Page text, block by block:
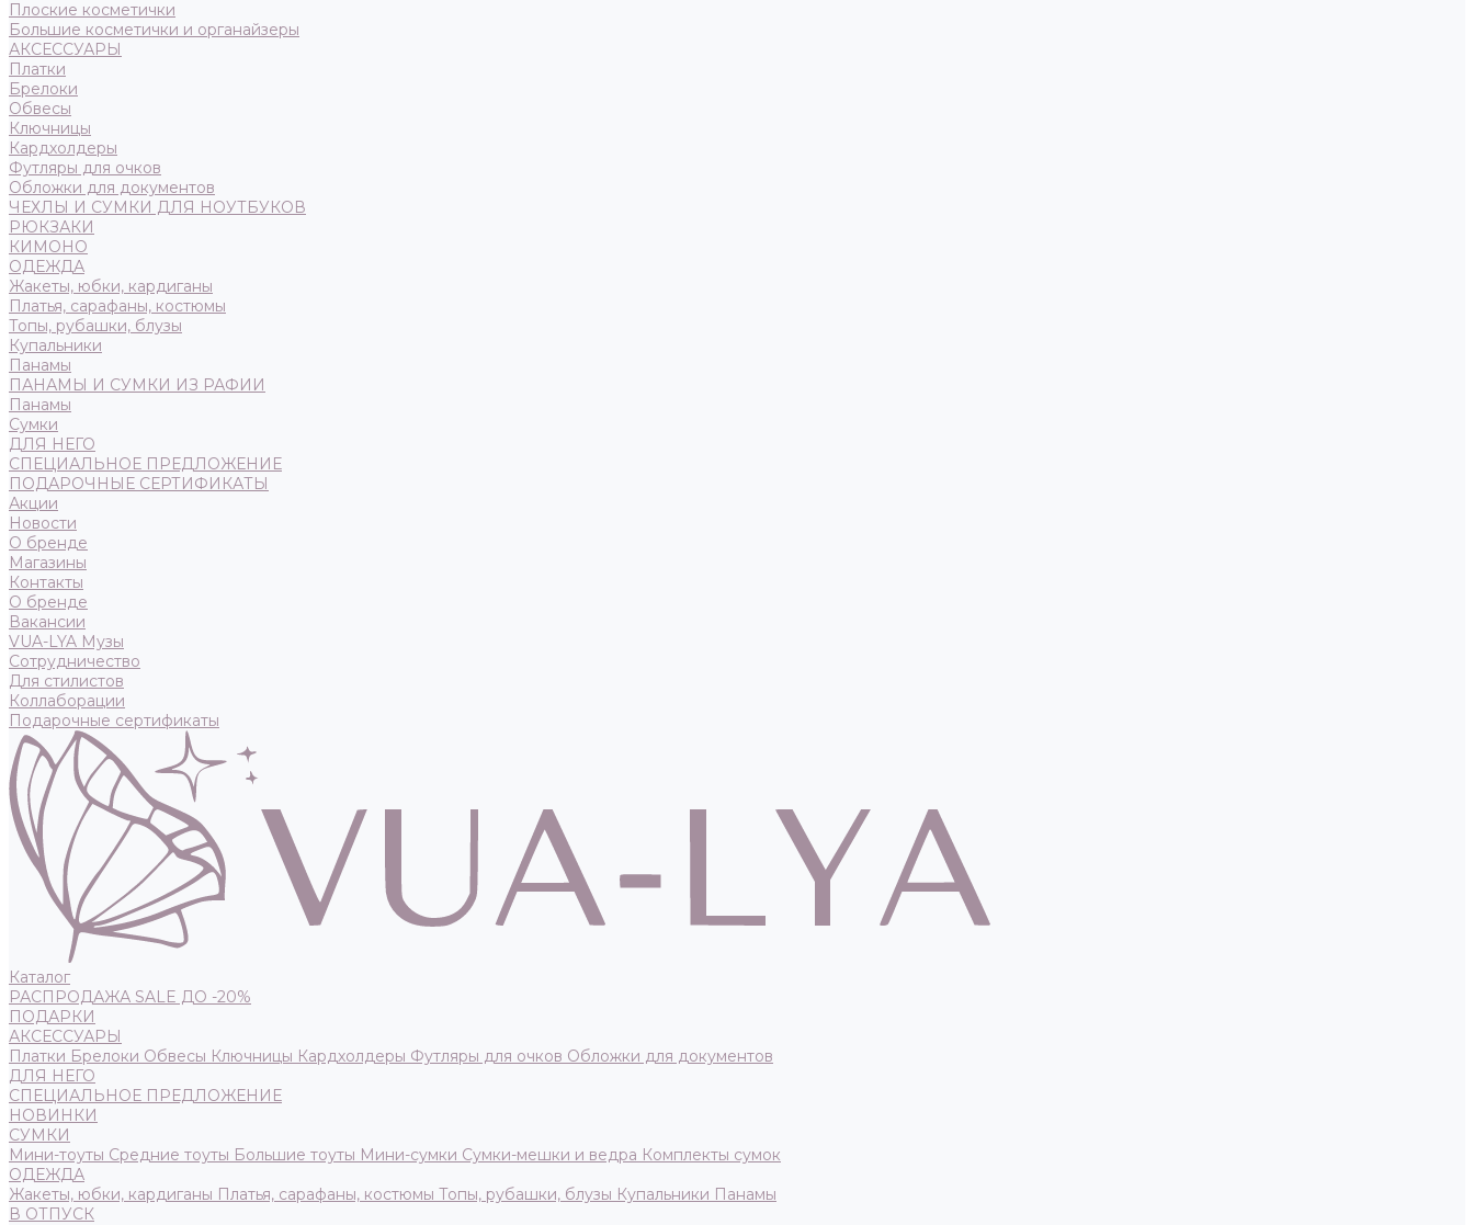
Плоские косметички
Большие косметички и органайзеры
АКСЕССУАРЫ
Платки
Брелоки
Обвесы
Ключницы
Кардхолдеры
Футляры для очков
Обложки для документов
ЧЕХЛЫ И СУМКИ ДЛЯ НОУТБУКОВ
РЮКЗАКИ
КИМОНО
ОДЕЖДА
Жакеты, юбки, кардиганы
Платья, сарафаны, костюмы
Топы, рубашки, блузы
Купальники
Панамы
ПАНАМЫ И СУМКИ ИЗ РАФИИ
Панамы
Сумки
ДЛЯ НЕГО
СПЕЦИАЛЬНОЕ ПРЕДЛОЖЕНИЕ
ПОДАРОЧНЫЕ СЕРТИФИКАТЫ
Акции
Новости
О бренде
Магазины
Контакты
О бренде
Вакансии
VUA-LYA Музы
Сотрудничество
Для стилистов
Коллаборации
Подарочные сертификаты
Каталог
РАСПРОДАЖА SALE ДО -20%
ПОДАРКИ
АКСЕССУАРЫ
Платки Брелоки Обвесы Ключницы Кардхолдеры Футляры для очков Обложки для документов
ДЛЯ НЕГО
СПЕЦИАЛЬНОЕ ПРЕДЛОЖЕНИЕ
НОВИНКИ
СУМКИ
Мини-тоуты Средние тоуты Большие тоуты Мини-сумки Сумки-мешки и ведра Комплекты сумок
ОДЕЖДА
Жакеты, юбки, кардиганы Платья, сарафаны, костюмы Топы, рубашки, блузы Купальники Панамы
В ОТПУСК